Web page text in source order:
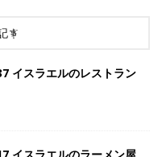
事
イスラエルのレストラン